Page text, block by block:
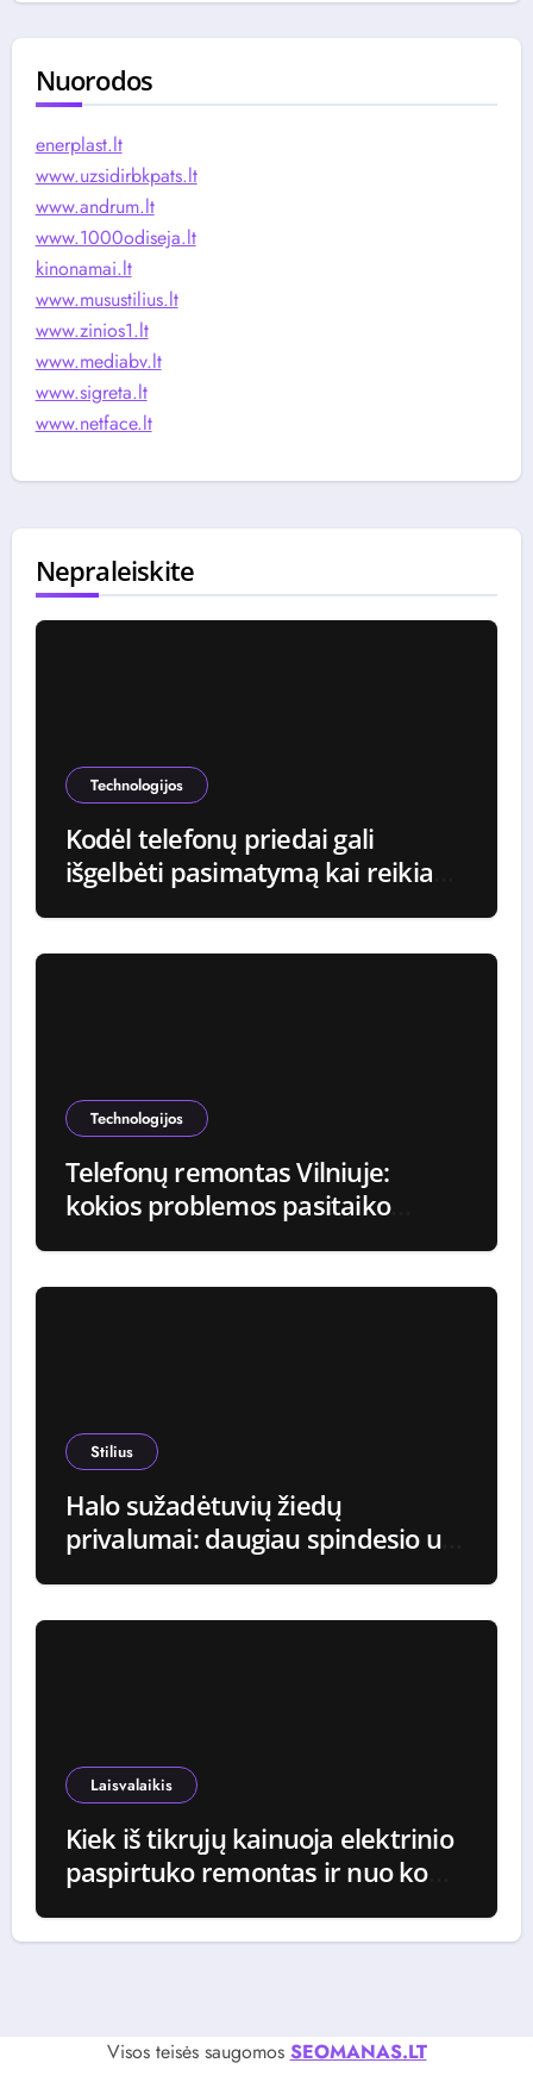
Nuorodos
enerplast.lt
www.uzsidirbkpats.lt
www.andrum.lt
www.1000odiseja.lt
kinonamai.lt
www.musustilius.lt
www.zinios1.lt
www.mediabv.lt
www.sigreta.lt
www.netface.lt
Nepraleiskite
Technologijos
Kodėl telefonų priedai gali
išgelbėti pasimatymą kai reikia
Technologijos
Telefonų remontas Vilniuje:
kokios problemos pasitaiko
Stilius
Halo sužadėtuvių žiedų
privalumai: daugiau spindesio už
Laisvalaikis
Kiek iš tikrųjų kainuoja elektrinio
paspirtuko remontas ir nuo ko
Visos teisės saugomos SEOMANAS.LT